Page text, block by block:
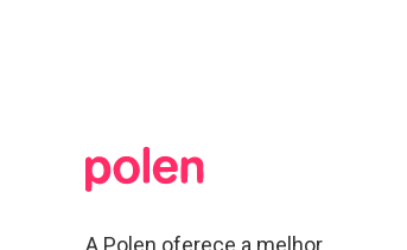
A Polen oferece a melhor